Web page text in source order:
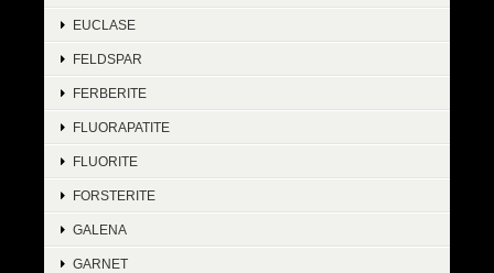
EUCLASE
FELDSPAR
FERBERITE
FLUORAPATITE
FLUORITE
FORSTERITE
GALENA
GARNET